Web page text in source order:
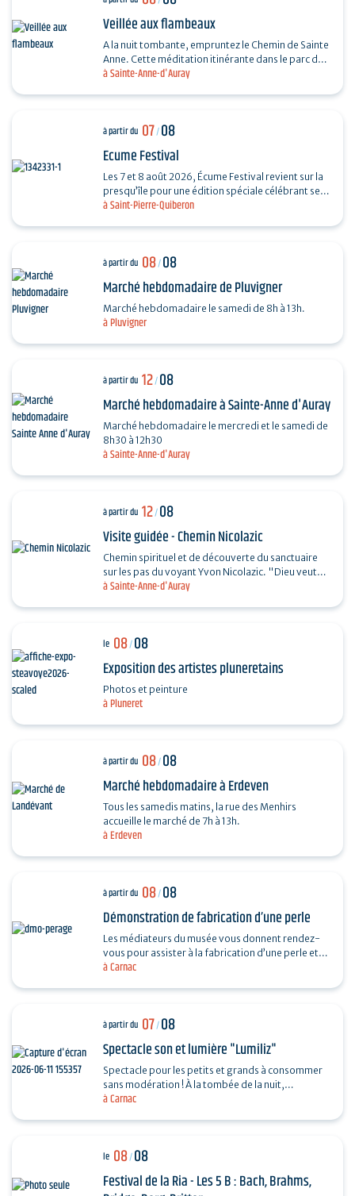
à Sainte-Anne-d'Auray
Veillée aux flambeaux
A la nuit tombante, empruntez le Chemin de Sainte
Anne. Cette méditation itinérante dans le parc du
sanctuaire permet d’arpenter la vie et le
à Saint-Pierre-Quiberon
à partir du 07/08
Ecume Festival
Les 7 et 8 août 2026, Écume Festival revient sur la
presqu’île pour une édition spéciale célébrant ses
5 ans. En seulement quelques années,…
à Pluvigner
à partir du 08/08
Marché hebdomadaire de Pluvigner
Marché hebdomadaire le samedi de 8h à 13h.
à Sainte-Anne-d'Auray
à partir du 12/08
Marché hebdomadaire à Sainte-Anne d'Auray
Marché hebdomadaire le mercredi et le samedi de
8h30 à 12h30
à Sainte-Anne-d'Auray
à partir du 12/08
Visite guidée - Chemin Nicolazic
Chemin spirituel et de découverte du sanctuaire
sur les pas du voyant Yvon Nicolazic. "Dieu veut
que je sois honorée ici", telles furent les paroles
à Pluneret
le 08/08
Exposition des artistes pluneretains
Photos et peinture
à Erdeven
à partir du 08/08
Marché hebdomadaire à Erdeven
Tous les samedis matins, la rue des Menhirs
accueille le marché de 7h à 13h.
à Carnac
à partir du 08/08
Démonstration de fabrication d’une perle
Les médiateurs du musée vous donnent rendez-
vous pour assister à la fabrication d’une perle et
vous dévoiler les techniques ingénieuses…
à Carnac
à partir du 07/08
Spectacle son et lumière "Lumiliz"
Spectacle pour les petits et grands à consommer
sans modération ! À la tombée de la nuit,
découvrez un spectacle de projections
le 08/08
Festival de la Ria - Les 5 B : Bach, Brahms,